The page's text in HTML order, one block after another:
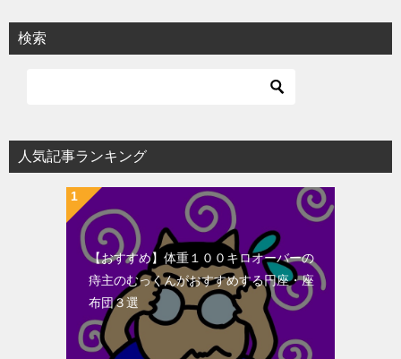
検索
人気記事ランキング
【おすすめ】体重１００キロオーバーの
痔主のむっくんがおすすめする円座・座
布団３選